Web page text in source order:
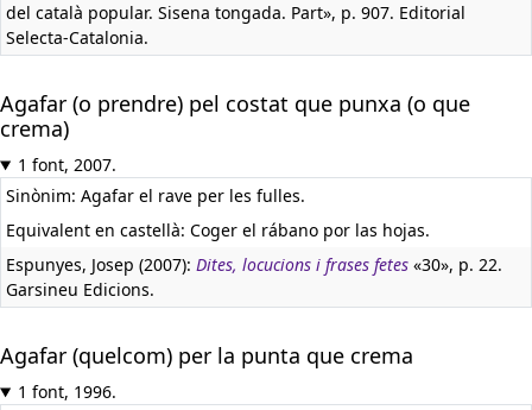
del català popular. Sisena tongada. Part», p. 907. Editorial
Selecta-Catalonia.
Agafar (o prendre) pel costat que punxa (o que
crema)
1 font, 2007.
Sinònim: Agafar el rave per les fulles.
Equivalent en castellà: Coger el rábano por las hojas.
Espunyes, Josep (2007): Dites, locucions i frases fetes «30», p. 22.
Garsineu Edicions.
Agafar (quelcom) per la punta que crema
1 font, 1996.